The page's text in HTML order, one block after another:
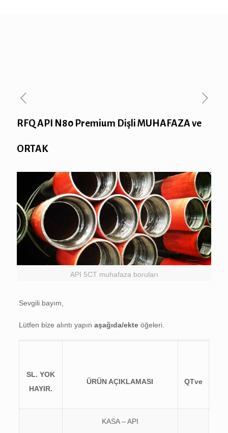
RFQ API N80 Premium Dişli MUHAFAZA ve
ORTAK
API 5CT muhafaza boruları
Sevgili bayım,
Lütfen bize alıntı yapın aşağıda/ekteöğeleri.
SL. YOK
HAYIR.
ÜRÜN AÇIKLAMASI QTve
KASA – API